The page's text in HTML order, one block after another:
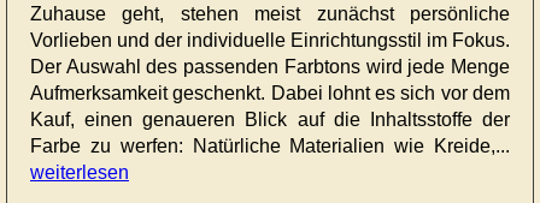
Zuhause geht, stehen meist zunächst persönliche
Vorlieben und der individuelle Einrichtungsstil im Fokus.
Der Auswahl des passenden Farbtons wird jede Menge
Aufmerksamkeit geschenkt. Dabei lohnt es sich vor dem
Kauf, einen genaueren Blick auf die Inhaltsstoffe der
Farbe zu werfen: Natürliche Materialien wie Kreide,...
weiterlesen